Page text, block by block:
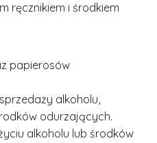
ręcznikiem i środkiem
papierosów
alkoholu,
odurzających.
alkoholu lub środków